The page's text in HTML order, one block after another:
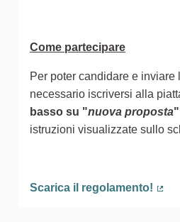
Come partecipare
Per poter candidare e inviare
necessario iscriversi alla
basso su "nuova proposta"
istruzioni visualizzate sullo
Scarica il regolamento!